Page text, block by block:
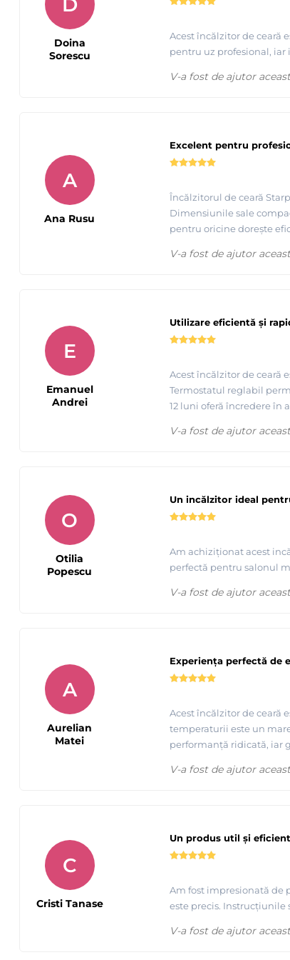
Tutorial epilare cu ceara FILM extra elasica - Starpil
Tutorial epilare cu ceara elastica de calitate
Acest încălzitor de ceară
pentru uz profesional,
Doina
Sorescu
V-a fost de ajutor
Excelent pentru
Încălzitorul de ceară
Dimensiunile sale
pentru oricine dorește
A
Ana Rusu
V-a fost de ajutor
Utilizare eficientă și
Acest încălzitor de ceară
Termostatul reglabil
12 luni oferă încredere în
E
Emanuel
Andrei
V-a fost de ajutor
Un incălzitor ideal
Am achiziționat acest
perfectă pentru salonul
O
Otilia
Popescu
V-a fost de ajutor
Experiența perfectă de
Acest încălzitor de ceară
temperaturii este un
performanță ridicată, iar
A
Aurelian
Matei
V-a fost de ajutor
Un produs util și eficient
Am fost impresionată de
este precis. Instrucțiunile
C
Cristi Tanase
V-a fost de ajutor